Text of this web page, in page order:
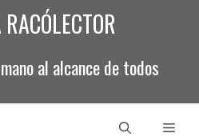
al alcance de todos